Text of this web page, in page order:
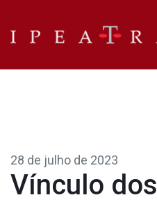
28 de julho de 2023
Vínculo dos